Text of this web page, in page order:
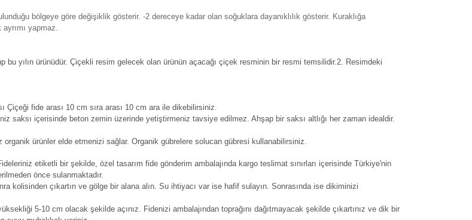
bölgeye göre değişiklik gösterir. -2 dereceye kadar olan soğuklara dayanıklılık gösterir. Kuraklığa
ayrımı yapmaz.
bu yılın ürünüdür. Çiçekli resim gelecek olan ürünün açacağı çiçek resminin bir resmi temsilidir.2. Resimdeki
Çiçeği fide arası 10 cm sıra arası 10 cm ara ile dikebilirsiniz.
saksı içerisinde beton zemin üzerinde yetiştirmeniz tavsiye edilmez. Ahşap bir saksı altlığı her zaman idealdir.
organik ürünler elde etmenizi sağlar. Organik gübrelere solucan gübresi kullanabilirsiniz.
etiketli bir şekilde, özel tasarım fide gönderim ambalajında kargo teslimat sınırları içerisinde Türkiye'nin
önce sulanmaktadır.
kolisinden çıkartın ve gölge bir alana alın. Su ihtiyacı var ise hafif sulayın. Sonrasında ise dikiminizi
5-10 cm olacak şekilde açınız. Fidenizi ambalajından toprağını dağıtmayacak şekilde çıkartınız ve dik bir